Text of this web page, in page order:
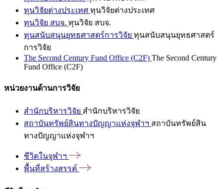
ทุนวิจัยต่างประเทศ ทุนวิจัยต่างประเทศ
ทุนวิจัย สบจ. ทุนวิจัย สบจ.
ทุนสนับสนุนยุทธศาสตร์การวิจัย ทุนสนับสนุนยุทธศาสตร์
การวิจัย
The Second Century Fund Office (C2F) The Second Century
Fund Office (C2F)
หน่วยงานด้านการวิจัย
สำนักบริหารวิจัย สำนักบริหารวิจัย
สถาบันทรัพย์สินทางปัญญาแห่งจุฬาฯ สถาบันทรัพย์สิน
ทางปัญญาแห่งจุฬาฯ
ชีวิตในจุฬาฯ
พื้นที่สร้างสรรค์